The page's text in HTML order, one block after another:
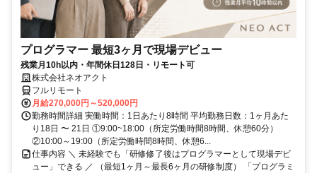
プログラマー 最短3ヶ月で現場デビュー
残業月10h以内・年間休日128日・リモート可
株式会社ネオアクト
フルリモート
月給270,000円～520,000円
勤務時間詳細 実働時間：1日あたり8時間 平均勤務日数：1ヶ月あた
り18日 〜 21日 ①9:00~18:00（所定労働時間8時間、休憩60分）
②10:00～19:00（所定労働時間8時間、休憩6...
仕事内容 ＼ 未経験でも「研修修了後はプログラマーとして現場デビ
ュー」できる ／ （最短1ヶ月～最長6ヶ月の研修制度） 「プログラミ